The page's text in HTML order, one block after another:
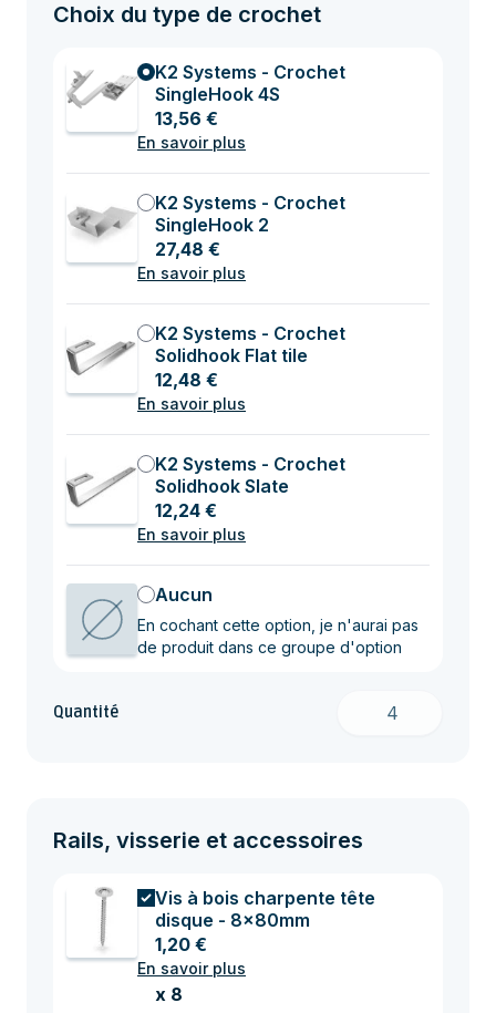
Choix du type de crochet
K2 Systems - Crochet
SingleHook 4S
13,56 €
En savoir plus
K2 Systems - Crochet
SingleHook 2
27,48 €
En savoir plus
K2 Systems - Crochet
Solidhook Flat tile
12,48 €
En savoir plus
K2 Systems - Crochet
Solidhook Slate
12,24 €
En savoir plus
Aucun
En cochant cette option, je n'aurai pas
de produit dans ce groupe d'option
Quantité
Rails, visserie et accessoires
Vis à bois charpente tête
disque - 8x80mm
1,20 €
En savoir plus
x 8